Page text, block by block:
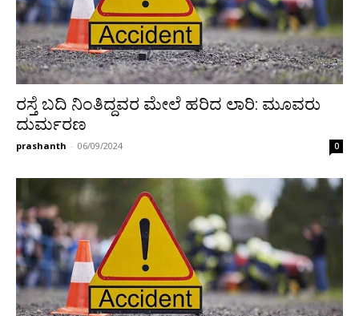
ರಸ್ತೆ ಬದಿ ನಿಂತಿದ್ದವರ ಮೇಲೆ ಹರಿದ ಲಾರಿ: ಮೂವರು
ದುರ್ಮರಣ
prashanth - 06/09/2024 0